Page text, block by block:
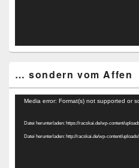
… sondern vom Affen
Video-
Media error: Format(s) not supported or
Datei herunterladen: https://racskai.de/wp-content/
Datei herunterladen: http://racskai.de/wp-content/